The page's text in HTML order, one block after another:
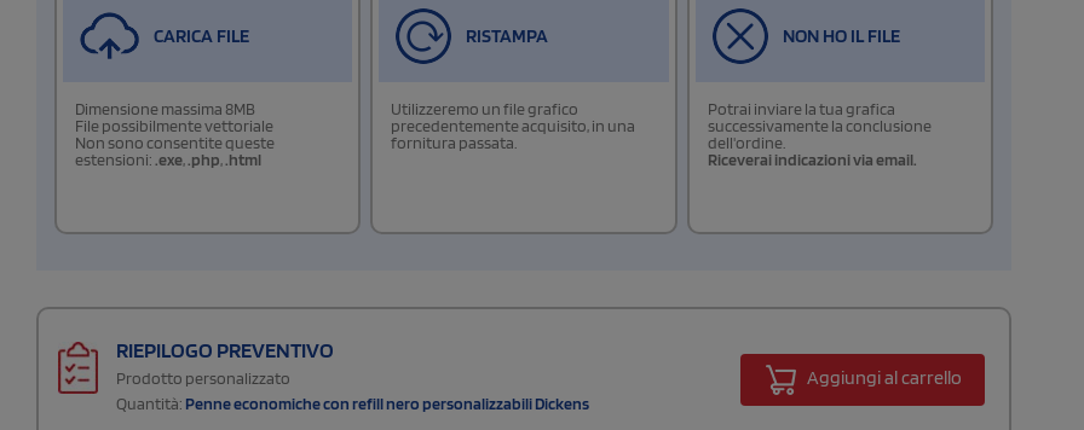
CARICA FILE
Dimensione massima 8MB
File possibilmente vettoriale
Non sono consentite queste
estensioni: .exe,.php,.html
RISTAMPA
Utilizzeremo un file grafico
precedentemente acquisito, in una
fornitura passata.
NON HO IL FILE
Potrai inviare la tua grafica
successivamente la conclusione
dell'ordine.
Riceverai indicazioni via email.
RIEPILOGO PREVENTIVO
Prodotto personalizzato
Quantità: Penne economiche con refill nero personalizzabili Dickens
Aggiungi al carrello